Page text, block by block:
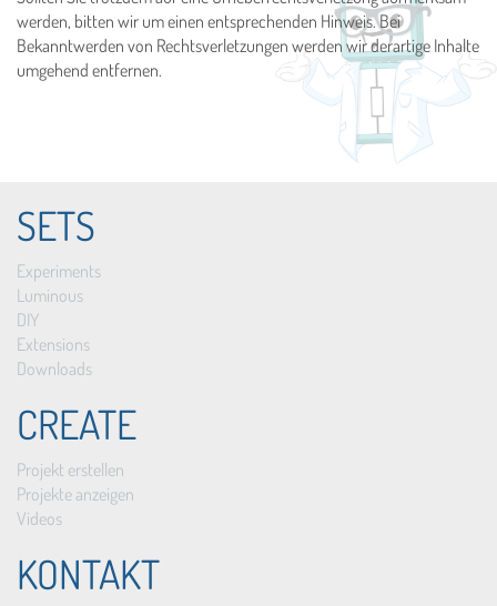
werden, bitten wir um einen entsprechenden Hinweis. Bei
Bekanntwerden von Rechtsverletzungen werden wir derartige Inhalte
umgehend entfernen.
SETS
Experiments
Luminous
DIY
Extensions
Downloads
CREATE
Projekt erstellen
Projekte anzeigen
Videos
KONTAKT